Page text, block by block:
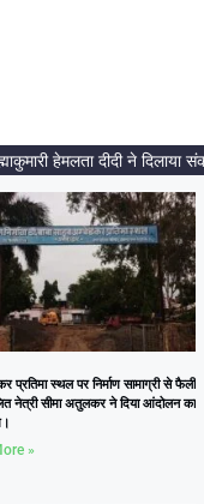
हेमलता दीदी ने दिलाया संकल्प।
प्रतिमा स्थल पर निर्माण सामाग्री से फैली
नेत्री सीमा अतुलकर ने दिया आंदोलन का
»